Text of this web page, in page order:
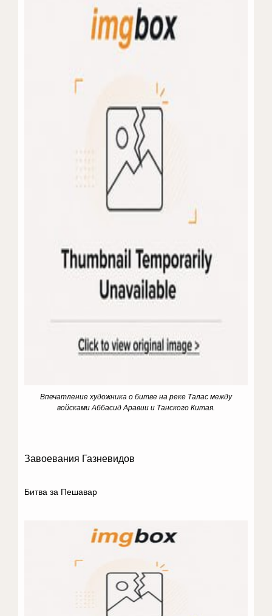
Впечатление художника о битве на реке Талас между
войсками Аббасид Аравии и Танского Китая.
Завоевания Газневидов
Битва за Пешавар